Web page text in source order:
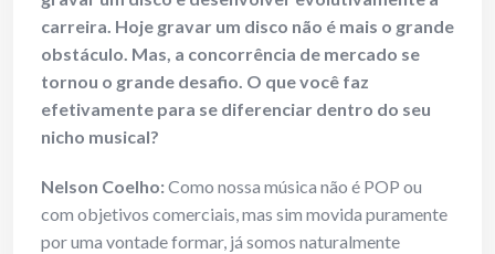
carreira. Hoje gravar um disco não é mais o grande
obstáculo. Mas, a concorrência de mercado se
tornou o grande desafio. O que você faz
efetivamente para se diferenciar dentro do seu
nicho musical?
Nelson Coelho:Como nossa música não é POP ou
com objetivos comerciais, mas sim movida puramente
por uma vontade formar, já somos naturalmente